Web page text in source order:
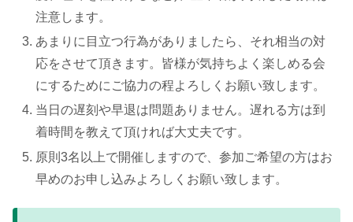
注意します。
あまりに目立つ行為がありましたら、それ相当の対
応をさせて頂きます。皆様が気持ちよく楽しめる会
にするためにご協力の程よろしくお願い致します。
当日の遅刻や早退は問題ありません。遅れる方は到
着時間を教えて頂ければ大丈夫です。
原則3名以上で開催しますので、参加ご希望の方はお
早めのお申し込みよろしくお願い致します。